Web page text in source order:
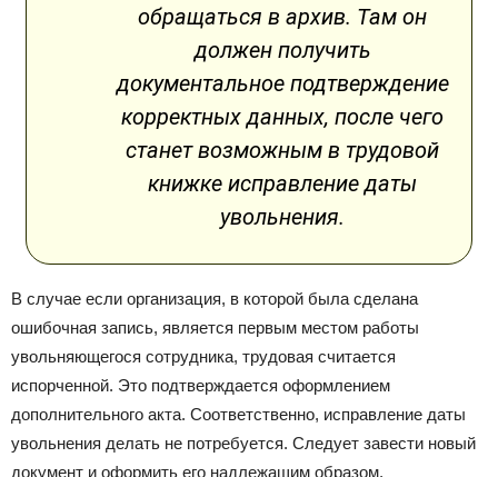
обращаться в архив. Там он
должен получить
документальное подтверждение
корректных данных, после чего
станет возможным в трудовой
книжке исправление даты
увольнения.
В случае если организация, в которой была сделана
ошибочная запись, является первым местом работы
увольняющегося сотрудника, трудовая считается
испорченной. Это подтверждается оформлением
дополнительного акта. Соответственно, исправление даты
увольнения делать не потребуется. Следует завести новый
документ и оформить его надлежащим образом.